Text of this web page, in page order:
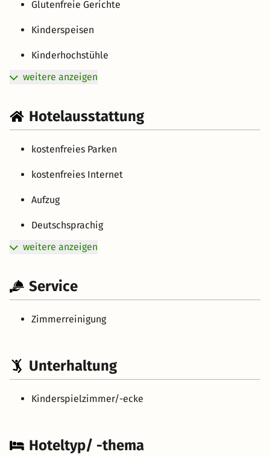
Glutenfreie Gerichte
Kinderspeisen
Kinderhochstühle
weitere anzeigen
Hotelausstattung
kostenfreies Parken
kostenfreies Internet
Aufzug
Deutschsprachig
weitere anzeigen
Service
Zimmerreinigung
Unterhaltung
Kinderspielzimmer/-ecke
Hoteltyp/ -thema